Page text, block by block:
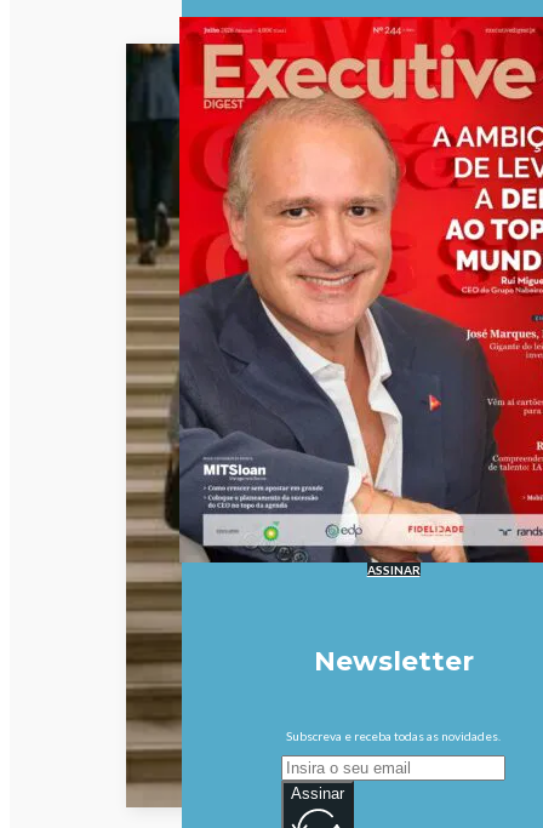
ASSINAR
Newsletter
Subscreva e receba todas as novidades.
Assinar